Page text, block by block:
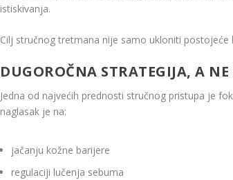
istiskivanja.
Cilj stručnog tretmana nije samo ukloniti
DUGOROČNA STRATEGIJA, A
Jedna od najvećih prednosti stručnog pristupa je
naglasak je na:
jačanju kožne barijere
regulaciji lučenja sebuma